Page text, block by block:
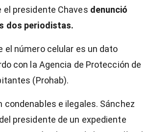
el presidente Chaves denunció
dos periodistas.
el número celular es un dato
con la Agencia de Protección de
(Prohab).
condenables e ilegales. Sánchez
presidente de un expediente